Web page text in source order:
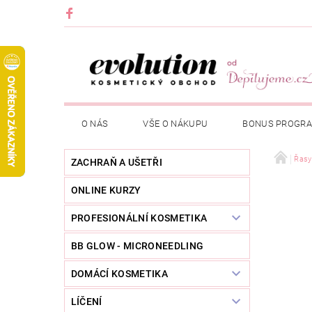
O NÁS VŠE O NÁKUPU BONUS
ZACHRAŇ A UŠETŘI
ONLINE KURZY
PROFESIONÁLNÍ KOSMETIKA
BB GLOW - MICRONEEDLING
DOMÁCÍ KOSMETIKA
LÍČENÍ
Řasy